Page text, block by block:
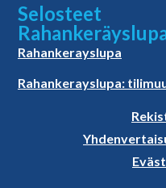
Selosteet
Rahankerayslupa
Rahankerayslupa: